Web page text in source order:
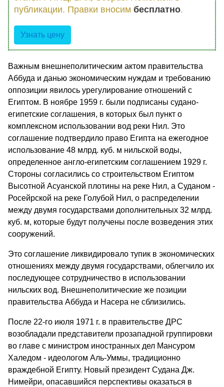
публикации. Правки вносим бесплатно.
Узнать цену
Важным внешнеполитическим актом правительства
Аббуда и данью экономическим нуждам и требованию
оппозиции явилось урегулирование отношений с
Египтом. В ноябре 1959 г. были подписаны судано-
египетские соглашения, в которых был пункт о
комплексном использовании вод реки Нил. Это
соглашение подтвердило право Египта на ежегодное
использование 48 млрд. куб. м нильской воды,
определенное англо-египетским соглашением 1929 г.
Стороны согласились со строительством Египтом
Высотной Асуанской плотины на реке Нил, а Суданом -
Росейрской на реке Голубой Нил, о распределении
между двумя государствами дополнительных 32 млрд.
куб. м, которые будут получены после возведения этих
сооружений.
Это соглашение ликвидировало тупик в экономических
отношениях между двумя государствами, облегчило их
последующее сотрудничество в использовании
нильских вод. Внешнеполитические же позиции
правительства Аббуда и Насера не сблизились.
После 22-го июля 1971 г. в правительстве ДРС
возобладали представители прозападной группировки
во главе с министром иностранных дел Мансуром
Халедом - идеологом Аль-Уммы, традиционно
враждебной Египту. Новый президент Судана Дж.
Нимейри, опасавшийся перспективы оказаться в